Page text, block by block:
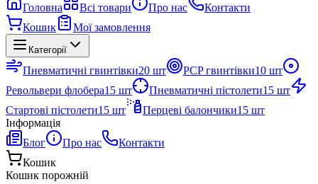
Головна Всі товари Про нас
Контакти
Кошик
Мої замовлення
Категорії
Пневматичні гвинтівки20 шт PCP гвинтівки10 шт
Револьвери флобера15 шт Пневматичні пістолети15 шт
Стартові пістолети15 шт Перцеві балончики15 шт
Інформація
Блог
Про нас
Контакти
Кошик
Кошик порожній